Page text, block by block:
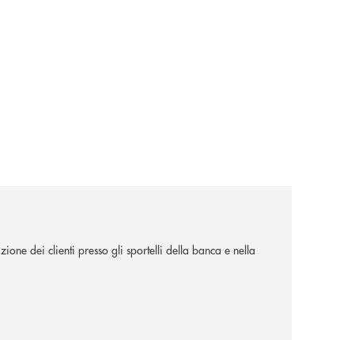
dei clienti presso gli sportelli della banca e nella